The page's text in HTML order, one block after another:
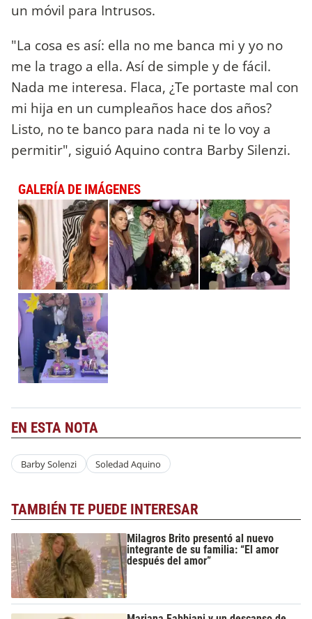
un móvil para Intrusos.
"La cosa es así: ella no me banca mi y yo no
me la trago a ella. Así de simple y de fácil.
Nada me interesa. Flaca, ¿Te portaste mal con
mi hija en un cumpleaños hace dos años?
Listo, no te banco para nada ni te lo voy a
permitir", siguió Aquino contra Barby Silenzi.
GALERÍA DE IMÁGENES
EN ESTA NOTA
Barby Solenzi Soledad Aquino
TAMBIÉN TE PUEDE INTERESAR
Milagros Brito presentó al nuevo
integrante de su familia: “El amor
después del amor”